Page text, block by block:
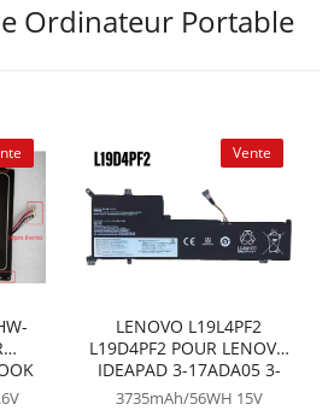
Ordinateur Portable
Vente
LENOVO L19L4PF2
L19D4PF2 POUR LENOVO
IDEAPAD 3-17ADA05 3-
17ARE05 SB10W89846
3735mAh/56WH 15V